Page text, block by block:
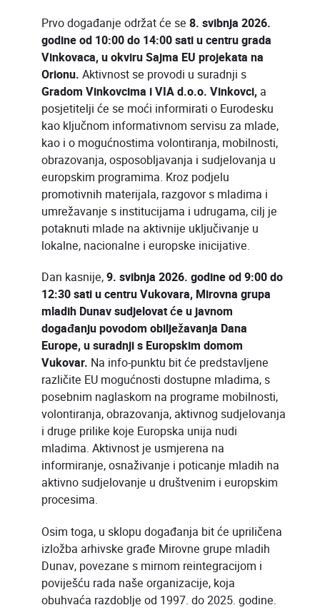
Prvo događanje održat će se 8. svibnja 2026.
godine od 10:00 do 14:00 sati u centru grada
Vinkovaca, u okviru Sajma EU projekata na
Orionu. Aktivnost se provodi u suradnji s
Gradom Vinkovcima i VIA d.o.o. Vinkovci, a
posjetitelji će se moći informirati o Eurodesku
kao ključnom informativnom servisu za mlade,
kao i o mogućnostima volontiranja, mobilnosti,
obrazovanja, osposobljavanja i sudjelovanja u
europskim programima. Kroz podjelu
promotivnih materijala, razgovor s mladima i
umrežavanje s institucijama i udrugama, cilj je
potaknuti mlade na aktivnije uključivanje u
lokalne, nacionalne i europske inicijative.
Dan kasnije,9. svibnja 2026. godine od 9:00 do
12:30 sati u centru Vukovara, Mirovna grupa
mladih Dunav sudjelovat će u javnom
događanju povodom obilježavanja Dana
Europe, u suradnji s Europskim domom
Vukovar. Na info-punktu bit će predstavljene
različite EU mogućnosti dostupne mladima, s
posebnim naglaskom na programe mobilnosti,
volontiranja, obrazovanja, aktivnog sudjelovanja
i druge prilike koje Europska unija nudi
mladima. Aktivnost je usmjerena na
informiranje, osnaživanje i poticanje mladih na
aktivno sudjelovanje u društvenim i europskim
procesima.
Osim toga, u sklopu događanja bit će upriličena
izložba arhivske građe Mirovne grupe mladih
Dunav, povezane s mirnom reintegracijom i
poviješću rada naše organizacije, koja
obuhvaća razdoblje od 1997. do 2025. godine.